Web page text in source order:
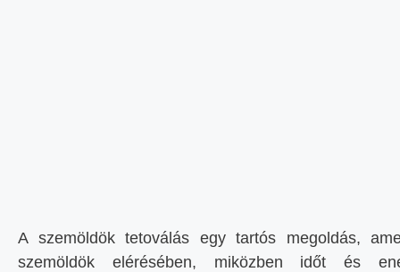
A szemöldök tetoválás egy tartós megoldás,
szemöldök elérésében, miközben időt és